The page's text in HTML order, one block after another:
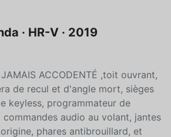
· HR-V · 2019
ACCODENTÉ ,toit ouvrant,
de recul et d'angle mort, sièges
keyless, programmateur de
audio au volant, jantes
phares antibrouillard, et